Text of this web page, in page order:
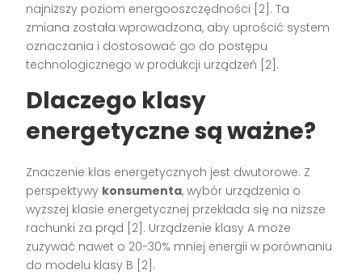
najniższy poziom energooszczędności [2]. Ta
zmiana została wprowadzona, aby uprościć system
oznaczania i dostosować go do postępu
technologicznego w produkcji urządzeń [2].
Dlaczego klasy
energetyczne są ważne?
Znaczenie klas energetycznych jest dwutorowe. Z
perspektywy konsumenta, wybór urządzenia o
wyższej klasie energetycznej przekłada się na niższe
rachunki za prąd [2]. Urządzenie klasy A może
zużywać nawet o 20-30% mniej energii w porównaniu
do modelu klasy B [2].